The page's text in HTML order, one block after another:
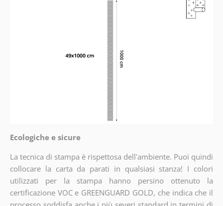
Ecologiche e sicure
La tecnica di stampa è rispettosa dell'ambiente. Puoi quindi
collocare la carta da parati in qualsiasi stanza! I colori
utilizzati per la stampa hanno persino ottenuto la
certificazione VOC e GREENGUARD GOLD, che indica che il